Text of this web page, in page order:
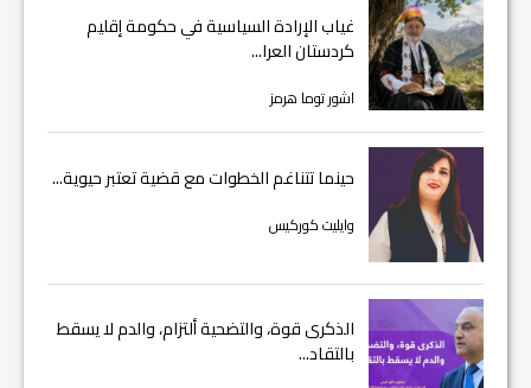
غياب الإرادة السياسية في حكومة إقليم
كردستان العرا...
اشور توما هرمز
حينما تتناغم الخطوات مع قضية تعتبر حيوية...
وايليت كوركيس
الذكرى قوة، والتضحية ألتزام، والدم لا يسقط
بالتقاد...